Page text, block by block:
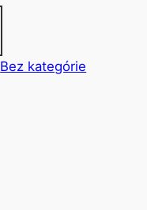
Bez kategórie